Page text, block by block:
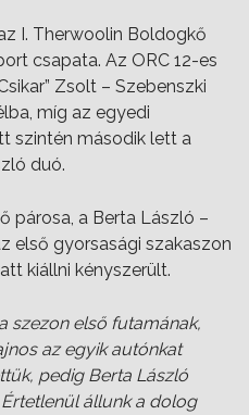
I. Therwoolin Boldogkő
csapata. Az ORC 12-es
Zsolt – Szebenszki
míg az egyedi
szintén második lett a
duó.
párosa, a Berta László –
első gyorsasági szakaszon
kiállni kényszerült.
szezon első futamának,
az egyik autónkat
pedig Berta László
állunk a dolog